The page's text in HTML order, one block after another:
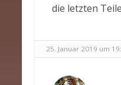
die letzten
25. Januar 2019 um